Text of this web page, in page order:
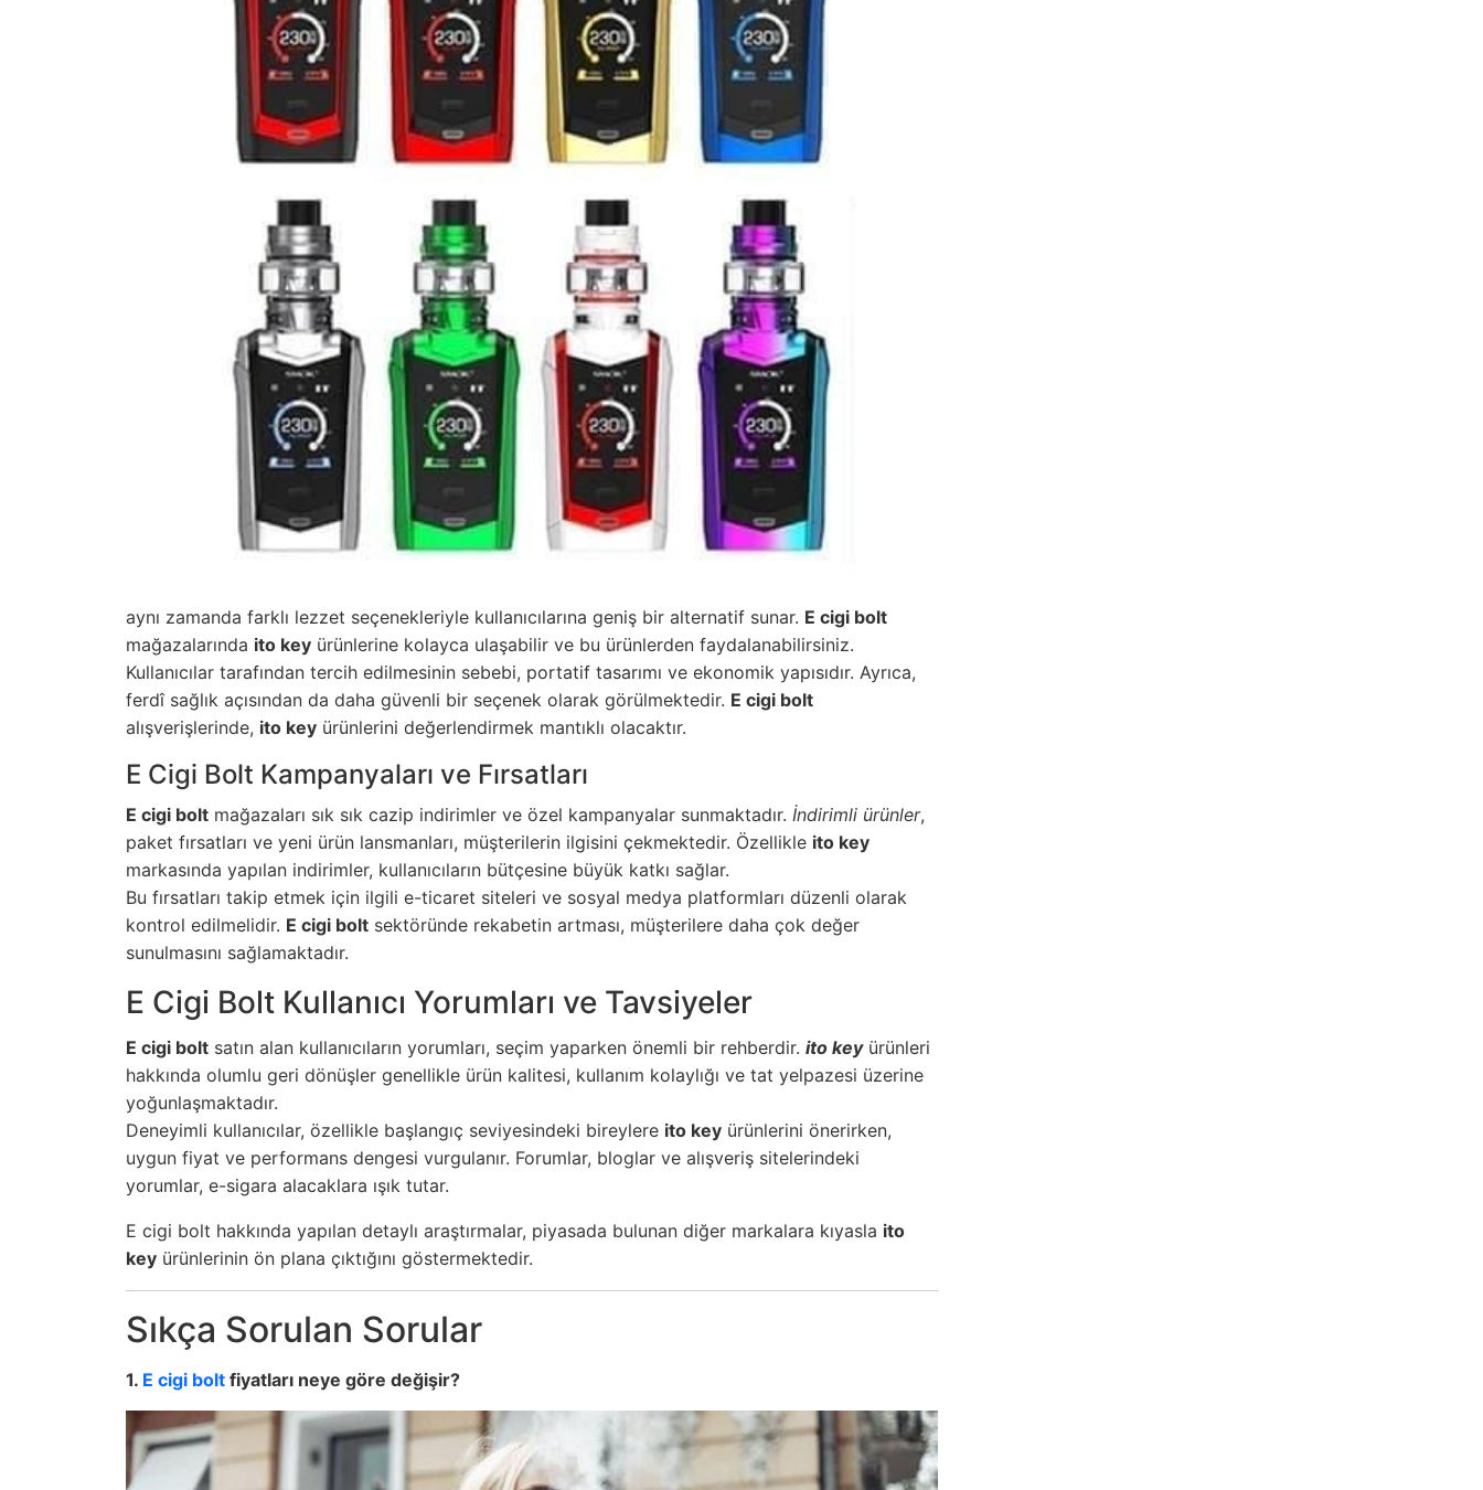
aynı zamanda farklı lezzet seçenekleriyle kullanıcılarına geniş bir alternatif sunar. E cigi bolt
mağazalarında ito key ürünlerine kolayca ulaşabilir ve bu ürünlerden faydalanabilirsiniz.
Kullanıcılar tarafından tercih edilmesinin sebebi, portatif tasarımı ve ekonomik yapısıdır. Ayrıca,
ferdî sağlık açısından da daha güvenli bir seçenek olarak görülmektedir. E cigi bolt
alışverişlerinde, ito key ürünlerini değerlendirmek mantıklı olacaktır.
E Cigi Bolt Kampanyaları ve Fırsatları
E cigi bolt mağazaları sık sık cazip indirimler ve özel kampanyalar sunmaktadır. İndirimli ürünler,
paket fırsatları ve yeni ürün lansmanları, müşterilerin ilgisini çekmektedir. Özellikle ito key
markasında yapılan indirimler, kullanıcıların bütçesine büyük katkı sağlar.
Bu fırsatları takip etmek için ilgili e-ticaret siteleri ve sosyal medya platformları düzenli olarak
kontrol edilmelidir. E cigi bolt sektöründe rekabetin artması, müşterilere daha çok değer
sunulmasını sağlamaktadır.
E Cigi Bolt Kullanıcı Yorumları ve Tavsiyeler
E cigi bolt satın alan kullanıcıların yorumları, seçim yaparken önemli bir rehberdir. ito keyürünleri
hakkında olumlu geri dönüşler genellikle ürün kalitesi, kullanım kolaylığı ve tat yelpazesi üzerine
yoğunlaşmaktadır.
Deneyimli kullanıcılar, özellikle başlangıç seviyesindeki bireylere ito key ürünlerini önerirken,
uygun fiyat ve performans dengesi vurgulanır. Forumlar, bloglar ve alışveriş sitelerindeki
yorumlar, e-sigara alacaklara ışık tutar.
E cigi bolt hakkında yapılan detaylı araştırmalar, piyasada bulunan diğer markalara kıyasla ito
key ürünlerinin ön plana çıktığını göstermektedir.
Sıkça Sorulan Sorular
1. E cigi bolt fiyatları neye göre değişir?